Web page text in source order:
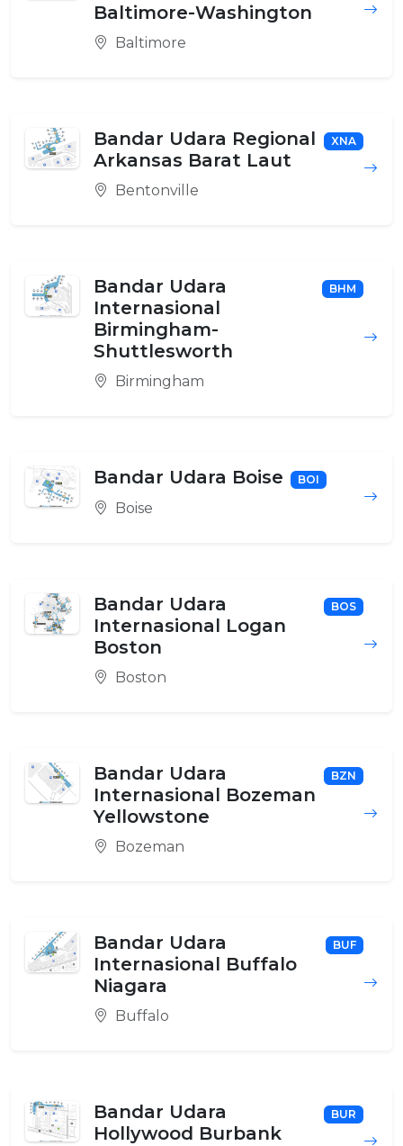
Baltimore-Washington
Baltimore
Bandar Udara Regional
Arkansas Barat Laut
XNA
Bentonville
Bandar Udara
Internasional
Birmingham-
Shuttlesworth
BHM
Birmingham
Bandar Udara Boise BOI
Boise
Bandar Udara
Internasional Logan
Boston
BOS
Boston
Bandar Udara
Internasional Bozeman
Yellowstone
BZN
Bozeman
Bandar Udara
Internasional Buffalo
Niagara
BUF
Buffalo
Bandar Udara
Hollywood Burbank
BUR